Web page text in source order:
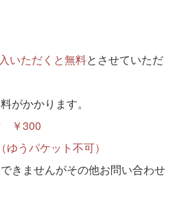
いただくと無料とさせていただ
がかかります。
￥300
うパケット不可）
きませんがその他お問い合わせ